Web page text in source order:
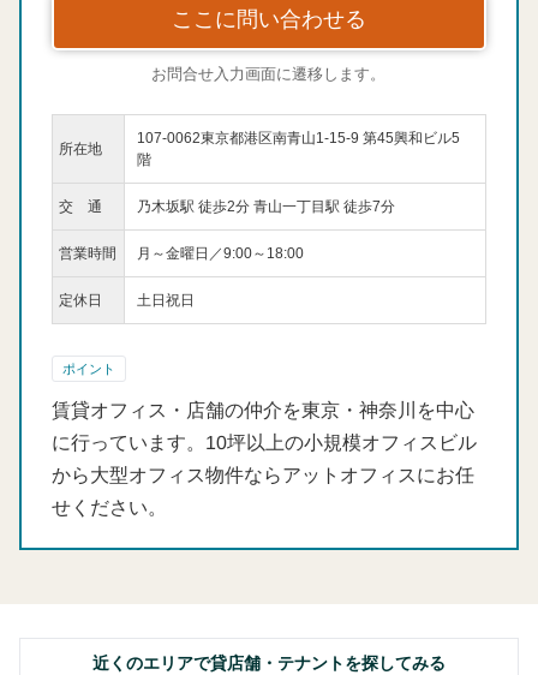
ここに問い合わせる
お問合せ入力画面に遷移します。
所在地
107-0062東京都港区南青山1-15-9 第45興和ビル5
階
交 通 乃木坂駅 徒歩2分 青山一丁目駅 徒歩7分
営業時間 月～金曜日／9:00～18:00
定休日 土日祝日
ポイント
賃貸オフィス・店舗の仲介を東京・神奈川を中心
に行っています。10坪以上の小規模オフィスビル
から大型オフィス物件ならアットオフィスにお任
せください。
近くのエリアで貸店舗・テナントを探してみる